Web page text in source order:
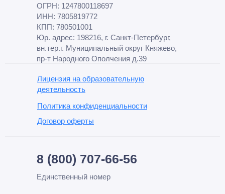
ОГРН: 1247800118697
ИНН: 7805819772
КПП: 780501001
Юр. адрес: 198216, г. Санкт-Петербург,
вн.тер.г. Муниципальный округ Княжево,
пр-т Народного Ополчения д.39
Лицензия на образовательную
деятельность
Политика конфиденциальности
Договор оферты
8 (800) 707-66-56
Единственный номер